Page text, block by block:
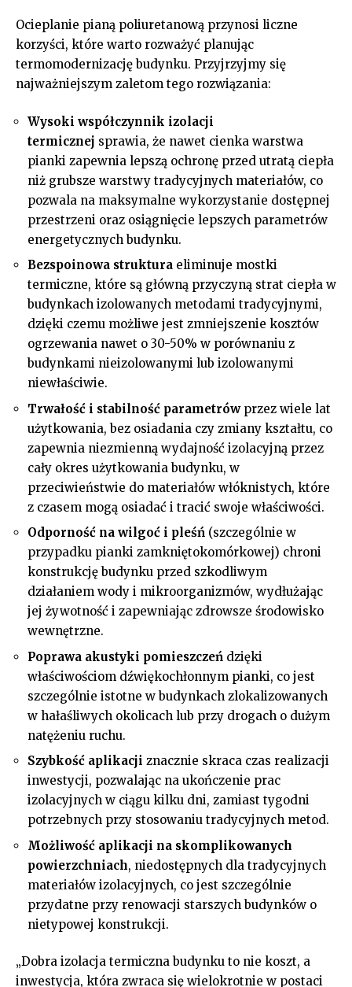
Ocieplanie pianą poliuretanową przynosi liczne
korzyści, które warto rozważyć planując
termomodernizację budynku. Przyjrzyjmy się
najważniejszym zaletom tego rozwiązania:
Wysoki współczynnik izolacji
termicznej sprawia, że nawet cienka warstwa
pianki zapewnia lepszą ochronę przed utratą ciepła
niż grubsze warstwy tradycyjnych materiałów, co
pozwala na maksymalne wykorzystanie dostępnej
przestrzeni oraz osiągnięcie lepszych parametrów
energetycznych budynku.
Bezspoinowa struktura eliminuje mostki
termiczne, które są główną przyczyną strat ciepła w
budynkach izolowanych metodami tradycyjnymi,
dzięki czemu możliwe jest zmniejszenie kosztów
ogrzewania nawet o 30-50% w porównaniu z
budynkami nieizolowanymi lub izolowanymi
niewłaściwie.
Trwałość i stabilność parametrówprzez wiele lat
użytkowania, bez osiadania czy zmiany kształtu, co
zapewnia niezmienną wydajność izolacyjną przez
cały okres użytkowania budynku, w
przeciwieństwie do materiałów włóknistych, które
z czasem mogą osiadać i tracić swoje właściwości.
Odporność na wilgoć i pleśń (szczególnie w
przypadku pianki zamkniętokomórkowej) chroni
konstrukcję budynku przed szkodliwym
działaniem wody i mikroorganizmów, wydłużając
jej żywotność i zapewniając zdrowsze środowisko
wewnętrzne.
Poprawa akustyki pomieszczeń dzięki
właściwościom dźwiękochłonnym pianki, co jest
szczególnie istotne w budynkach zlokalizowanych
w hałaśliwych okolicach lub przy drogach o dużym
natężeniu ruchu.
Szybkość aplikacji znacznie skraca czas realizacji
inwestycji, pozwalając na ukończenie prac
izolacyjnych w ciągu kilku dni, zamiast tygodni
potrzebnych przy stosowaniu tradycyjnych metod.
Możliwość aplikacji na skomplikowanych
powierzchniach, niedostępnych dla tradycyjnych
materiałów izolacyjnych, co jest szczególnie
przydatne przy renowacji starszych budynków o
nietypowej konstrukcji.
„Dobra izolacja termiczna budynku to nie koszt, a
inwestycja, która zwraca się wielokrotnie w postaci